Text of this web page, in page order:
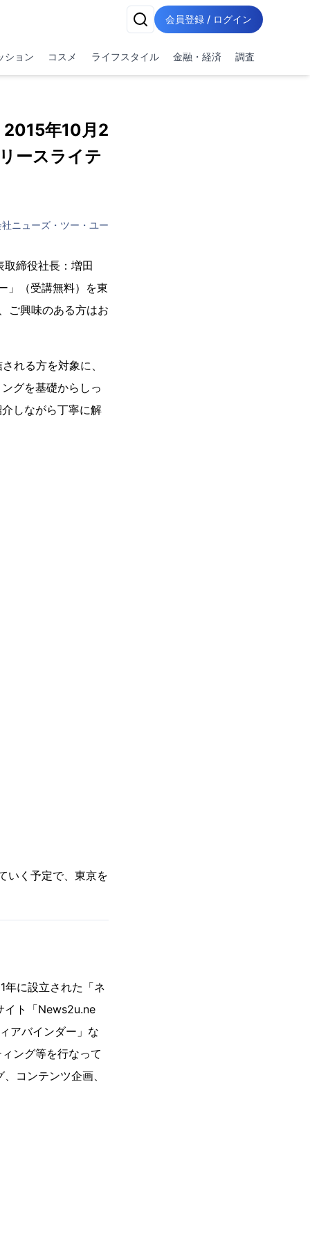
会員登録 / ログイン
ション コスメ ライフスタイル 金融・経済 調査
2015年10月2
ースライテ
ニューズ・ツー・ユー
締役社長：増田
」（受講無料）を東
ご興味のある方はお
れる方を対象に、
グを基礎からしっ
しながら丁寧に解
いく予定で、東京を
年に設立された「ネ
イト「News2u.ne
アバインダー」な
ング等を行なって
コンテンツ企画、